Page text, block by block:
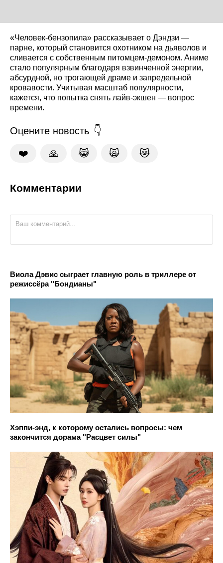
«Человек-бензопила» рассказывает о Дэндзи —
парне, который становится охотником на дьяволов и
сливается с собственным питомцем-демоном. Аниме
стало популярным благодаря взвинченной энергии,
абсурдной, но трогающей драме и запредельной
кровавости. Учитывая масштаб популярности,
кажется, что попытка снять лайв-экшен — вопрос
времени.
Оцените новость
❤️ 🙏 😹 🙀 😿
Комментарии
Виола Дэвис сыграет главную роль в триллере от
режиссёра "Бондианы"
Хэппи-энд, к которому остались вопросы: чем
закончится дорама "Расцвет силы"